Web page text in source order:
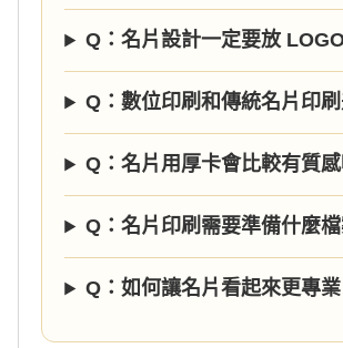
Q：名片設計一定要放
Q：數位印刷和傳統名片印刷
Q：名片用厚卡會比較有質感
Q：名片印刷需要準備什麼檔
Q：如何讓名片看起來更專業